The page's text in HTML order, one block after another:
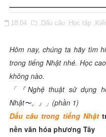
18:04 ,Dấu câu ,Học tập
Hôm nay, chúng ta hãy tìm
trong tiếng Nhật nhé. Học
không nào.
「『Nghệ thuật sử dụng
Nhật〜。』」(phần 1)
Dấu câu trong tiếng Nhật
nền văn hóa phương Tây